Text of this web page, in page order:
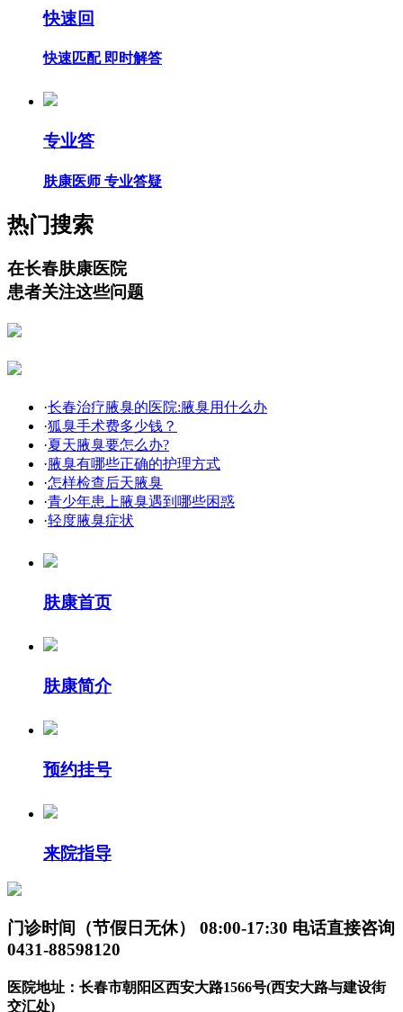
快速回
快速匹配 即时解答
专业答
肤康医师 专业答疑
热门搜索
在长春肤康医院
患者关注这些问题
·长春治疗腋臭的医院:腋臭用什么办
·狐臭手术费多少钱？
·夏天腋臭要怎么办?
·腋臭有哪些正确的护理方式
·怎样检查后天腋臭
·青少年患上腋臭遇到哪些困惑
·轻度腋臭症状
肤康首页
肤康简介
预约挂号
来院指导
门诊时间（节假日无休） 08:00-17:30 电话直接咨询
0431-88598120
医院地址：长春市朝阳区西安大路1566号(西安大路与建设街
交汇处)